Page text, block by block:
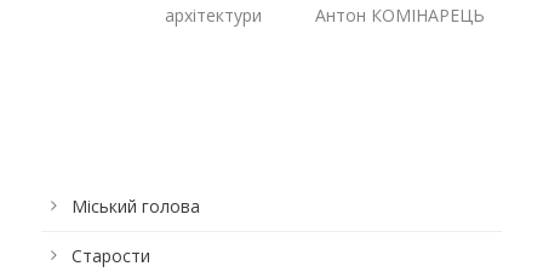
архітектури Антон КОМІНАРЕЦЬ
Міський голова
Старости